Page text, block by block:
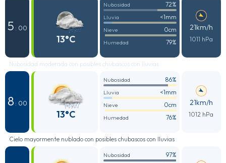
5 : 00
13°C
Nubosidad 72%
Lluvia <1mm
Nieve 0cm
Humedad 79%
21km/h
1011 hPa
Nubosidad moderada con posibles chubascos con lluvias
8 : 00
13°C
Nubosidad 86%
Lluvia <1mm
Nieve 0cm
Humedad 76%
21km/h
1012 hPa
Cielo mayormente nublado con posibles chubascos con lluvias
Nubosidad 97%